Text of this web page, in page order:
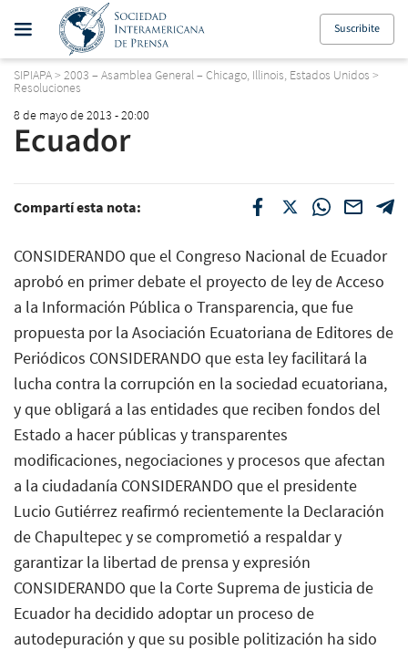
Suscribite
SIPIAPA> 2003 – Asamblea General – Chicago, Illinois, Estados Unidos >
Resoluciones
8 de mayo de 2013 - 20:00
Ecuador
Compartí esta nota:
CONSIDERANDO que el Congreso Nacional de Ecuador
aprobó en primer debate el proyecto de ley de Acceso
a la Información Pública o Transparencia, que fue
propuesta por la Asociación Ecuatoriana de Editores de
Periódicos CONSIDERANDO que esta ley facilitará la
lucha contra la corrupción en la sociedad ecuatoriana,
y que obligará a las entidades que reciben fondos del
Estado a hacer públicas y transparentes
modificaciones, negociaciones y procesos que afectan
a la ciudadanía CONSIDERANDO que el presidente
Lucio Gutiérrez reafirmó recientemente la Declaración
de Chapultepec y se comprometió a respaldar y
garantizar la libertad de prensa y expresión
CONSIDERANDO que la Corte Suprema de justicia de
Ecuador ha decidido adoptar un proceso de
autodepuración y que su posible politización ha sido